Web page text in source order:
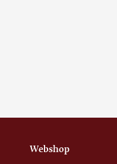
Webshop